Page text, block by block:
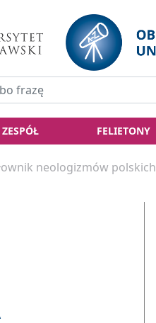
ZESPÓŁ FELIETONY
neologizmów polskich